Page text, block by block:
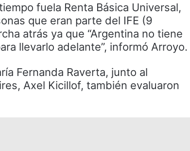
fuela Renta Básica Universal,
que eran parte del IFE (9
atrás ya que “Argentina no tiene
llevarlo adelante”, informó Arroyo.
Fernanda Raverta, junto al
Axel Kicillof, también evaluaron